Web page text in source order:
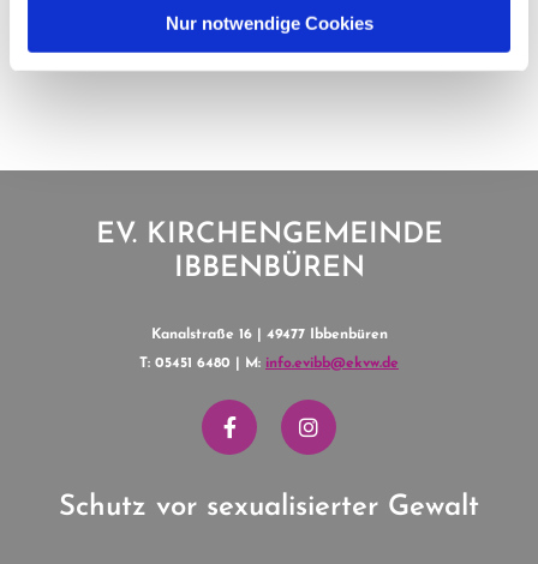
Nur notwendige Cookies
EV. KIRCHENGEMEINDE
IBBENBÜREN
Kanalstraße 16 | 49477 Ibbenbüren
T: 05451 6480 | M: info.evibb@ekvw.de
Schutz vor sexualisierter Gewalt